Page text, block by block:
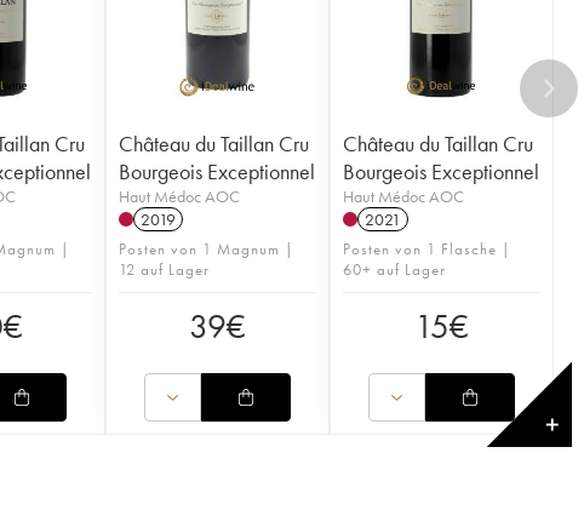
Cru
|
€
Château du Taillan Cru
Bourgeois Exceptionnel
Haut Médoc AOC
2019
Posten von 1 Magnum |
12 auf Lager
39€
Château du Taillan Cru
Bourgeois Exceptionnel
Haut Médoc AOC
2021
Posten von 1 Flasche |
60+ auf Lager
15€
✕